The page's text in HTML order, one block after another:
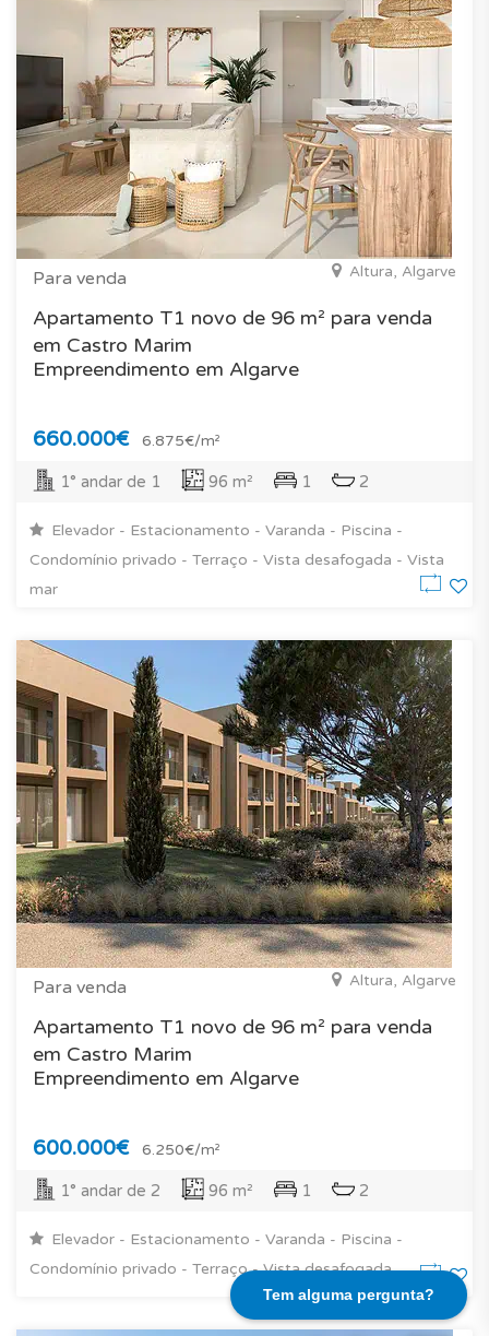
Tem alguma pergunta?
Para venda Altura, Algarve
Apartamento T1 novo de 96 m² para venda
em Castro Marim
Empreendimento em Algarve
660.000€ 6.875€/m²
1° andar de 1 96 m² 1 2
Elevador - Estacionamento - Varanda - Piscina -
Condomínio privado - Terraço - Vista desafogada - Vista
mar
Para venda Altura, Algarve
Apartamento T1 novo de 96 m² para venda
em Castro Marim
Empreendimento em Algarve
600.000€ 6.250€/m²
1° andar de 2 96 m² 1 2
Elevador - Estacionamento - Varanda - Piscina -
Condomínio privado - Terraço - Vista desafogada